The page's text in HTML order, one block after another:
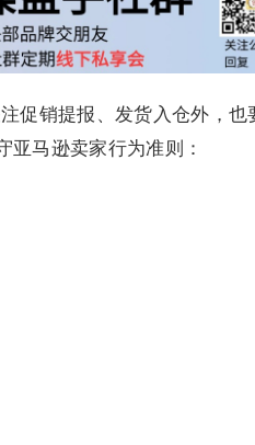
促销提报、发货入仓外，也
马逊卖家行为准则：